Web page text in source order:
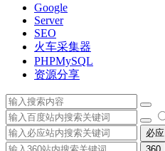
Google
Server
SEO
火车采集器
PHPMySQL
资源分享
必应